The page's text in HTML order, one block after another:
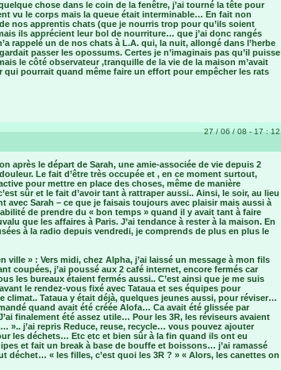
chose dans le coin de la fenêtre, j’ai tourné la tête pour
vu le corps mais la queue était interminable… En fait non
nos apprentis chats (que je nourris trop pour qu’ils soient
ils apprécient leur bol de nourriture… que j’ai donc rangés
rappelé un de nos chats à L.A. qui, la nuit, allongé dans l’herbe
passer les opossums. Certes je n’imaginais pas qu’il puisse
le côté observateur ,tranquille de la vie de la maison m’avait
pourrait quand même faire un effort pour empêcher les rats
27 / 06 / 08 - 17 : 12
après le départ de Sarah, une amie-associée de vie depuis 2
Le fait d’être très occupée et , en ce moment surtout,
pour mettre en place des choses, même de manière
sûr et le fait d’avoir tant à rattraper aussi.. Ainsi, le soir, au lieu
avec Sarah – ce que je faisais toujours avec plaisir mais aussi à
de prendre du « bon temps » quand il y avait tant à faire
que les affaires à Paris. J’ai tendance à rester à la maison. En
à la radio depuis vendredi, je comprends de plus en plus le
ville » : Vers midi, chez Alpha, j’ai laissé un message à mon fils
coupées, j’ai poussé aux 2 café internet, encore fermés car
les bureaux étaient fermés aussi.. C’est ainsi que je me suis
le rendez-vous fixé avec Tataua et ses équipes pour
climat.. Tataua y était déjà, quelques jeunes aussi, pour réviser…
quand avait été créée Alofa… Ca avait été glissée par
finalement été assez utile… Pour les 3R, les réviseurs avaient
».. j’ai repris Reduce, reuse, recycle… vous pouvez ajouter
les déchets… Etc etc et bien sûr à la fin quand ils ont eu
et fait un break à base de bouffe et boissons… j’ai ramassé
déchet… « les filles, c’est quoi les 3R ? » « Alors, les canettes on